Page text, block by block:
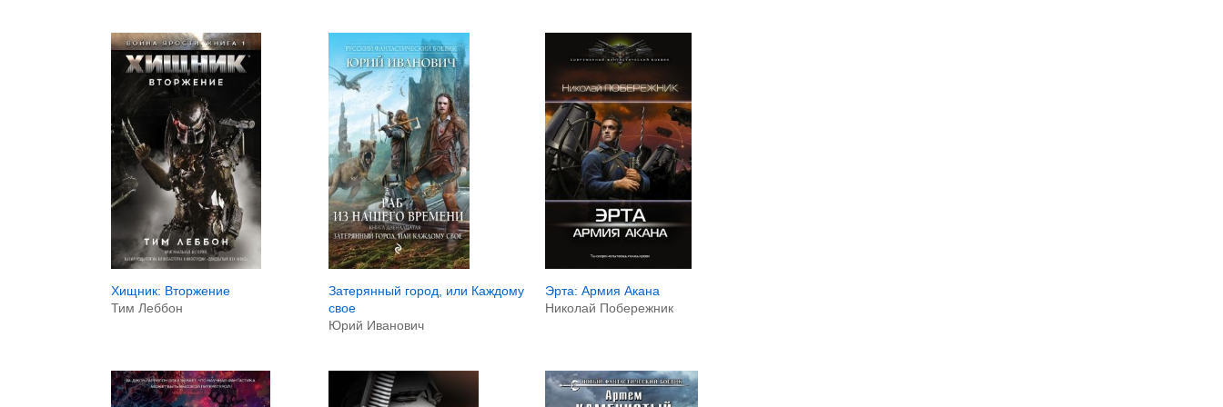
Хищник: Вторжение
Тим Леббон
Затерянный город, или Каждому
свое
Юрий Иванович
Эрта: Армия Акана
Николай Побережник